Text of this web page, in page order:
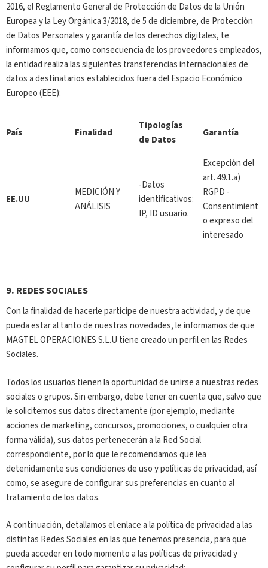
2016, el Reglamento General de Protección de Datos de la Unión
Europea y la Ley Orgánica 3/2018, de 5 de diciembre, de Protección
de Datos Personales y garantía de los derechos digitales, te
informamos que, como consecuencia de los proveedores empleados,
la entidad realiza las siguientes transferencias internacionales de
datos a destinatarios establecidos fuera del Espacio Económico
Europeo (EEE):
País Finalidad
Tipologías
de Datos
Garantía
EE.UU
MEDICIÓN Y
ANÁLISIS
-Datos
identificativos:
IP, ID usuario.
Excepción del
art. 49.1.a)
RGPD -
Consentimient
o expreso del
interesado
9. REDES SOCIALES
Con la finalidad de hacerle partícipe de nuestra actividad, y de que
pueda estar al tanto de nuestras novedades, le informamos de que
MAGTEL OPERACIONES S.L.U tiene creado un perfil en las Redes
Sociales.
Todos los usuarios tienen la oportunidad de unirse a nuestras redes
sociales o grupos. Sin embargo, debe tener en cuenta que, salvo que
le solicitemos sus datos directamente (por ejemplo, mediante
acciones de marketing, concursos, promociones, o cualquier otra
forma válida), sus datos pertenecerán a la Red Social
correspondiente, por lo que le recomendamos que lea
detenidamente sus condiciones de uso y políticas de privacidad, así
como, se asegure de configurar sus preferencias en cuanto al
tratamiento de los datos.
A continuación, detallamos el enlace a la política de privacidad a las
distintas Redes Sociales en las que tenemos presencia, para que
pueda acceder en todo momento a las políticas de privacidad y